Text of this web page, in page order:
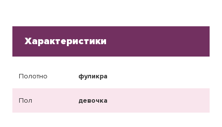
Характеристики
Полотно фуликра
Пол девочка